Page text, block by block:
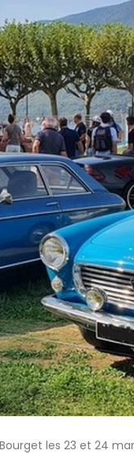
les 23 et 24